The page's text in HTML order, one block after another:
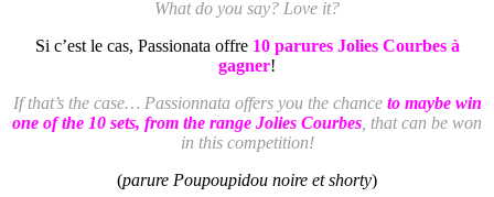
What do you say? Love it?
Si c’est le cas, Passionata offre 10 parures Jolies Courbes à
gagner!
If that’s the case… Passionnata offers you the chance to maybe win
one of the 10 sets, from the range Jolies Courbes , that can be won
in this competition!
(parure Poupoupidou noire et shorty)